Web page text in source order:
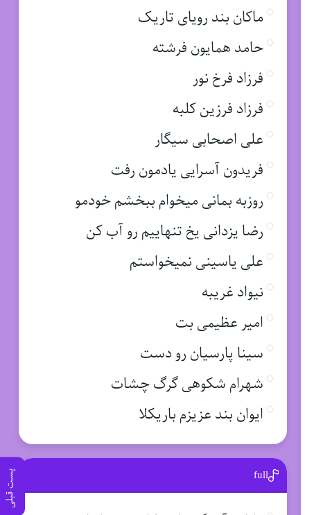
پست قبلی
ماکان بند رویای تاریک
حامد همایون فرشته
فرزاد فرخ نور
فرزاد فرزین کلبه
علی اصحابی سیگار
فریدون آسرایی یادمون رفت
روزبه بمانی میخوام ببخشم خودمو
رضا یزدانی یخ تنهاییم رو آب کن
علی یاسینی نمیخواستم
نیواد غریبه
امیر عظیمی بت
سینا پارسیان رو دست
شهرام شکوهی گرگ چشات
ایوان بند عزیزم باریکلا
full